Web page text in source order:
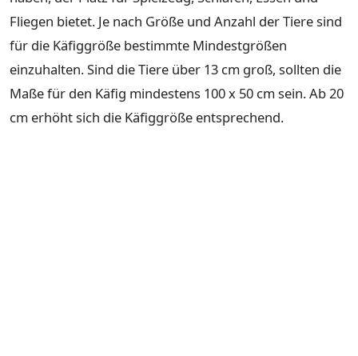
Fliegen bietet. Je nach Größe und Anzahl der Tiere sind
für die Käfiggröße bestimmte Mindestgrößen
einzuhalten. Sind die Tiere über 13 cm groß, sollten die
Maße für den Käfig mindestens 100 x 50 cm sein. Ab 20
cm erhöht sich die Käfiggröße entsprechend.